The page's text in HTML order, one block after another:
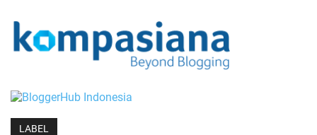
LABEL